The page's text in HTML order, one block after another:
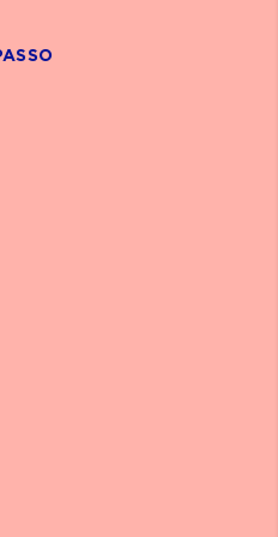
bebê medindo
cardíacos fetais;
estruturais graves,
osso nasal e a
genéticas, como